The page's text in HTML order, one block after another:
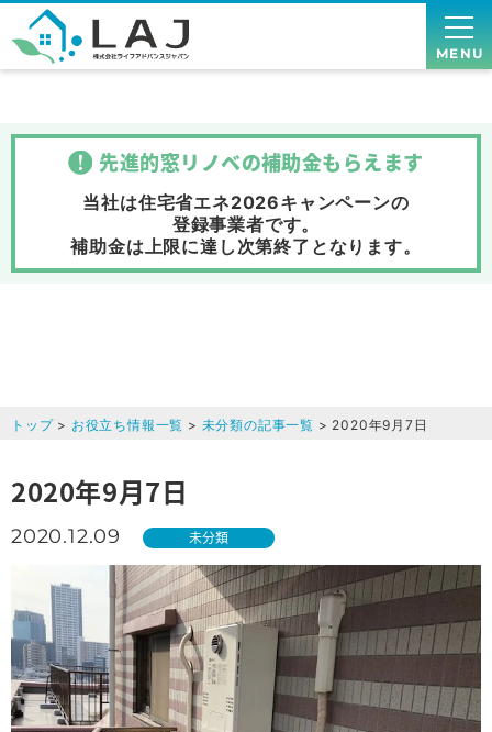
MENU
先進的窓リノベの補助金もらえます
当社は住宅省エネ2026キャンペーンの
登録事業者です。
補助金は上限に達し次第終了 となります。
トップ> お役立ち情報一覧 > 未分類の記事一覧 > 2020年9月7日
2020年9月7日
2020.12.09 未分類